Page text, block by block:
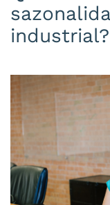
industrial?